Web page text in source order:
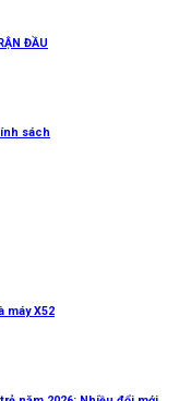
ĐẦU
sách
máy X52